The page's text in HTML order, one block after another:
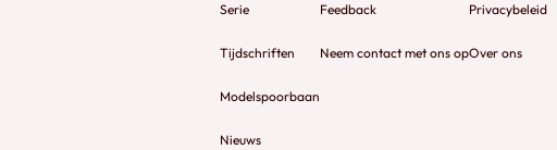
Serie
Tijdschriften
Modelspoorbaan
Nieuws
Feedback
Neem contact met ons op
Privacybeleid
Over ons